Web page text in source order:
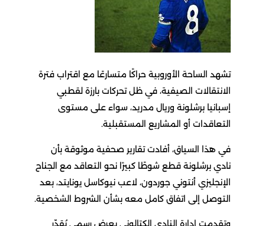
تشهد الساحة الأوروبية حراكًا متسارعًا مع اقتراب فترة
الانتقالات الصيفية، في ظل تحركات بارزة لقطبي
إسبانيا برشلونة وريال مدريد، سواء على مستوى
التعاقدات أو المشاريع المستقبلية.
في هذا السياق، أفادت تقارير صحفية موثوقة بأن
نادي برشلونة قطع شوطًا كبيرًا نحو التعاقد مع الجناح
الإنجليزي أنتوني جوردون، لاعب نيوكاسل يونايتد، بعد
التوصل إلى اتفاق كامل معه بشأن الشروط الشخصية.
وتقدمت إدارة النادي الكتالوني بعرض رسمي يُقدّر